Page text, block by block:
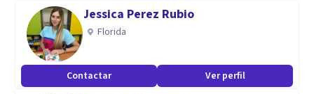
Jessica Perez Rubio
Florida
Contactar Ver perfil